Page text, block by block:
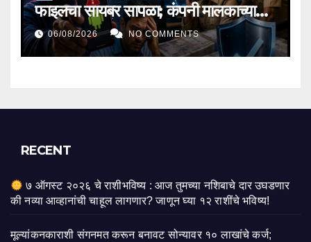
फाइलचा सायबर सापळा; कंपनी मालकाच्या
खात्यातून १ कोटींची फसवणूक, सायबर
पोलिसांच्या अवघ्या दोन तासांच्या तत्पर
कारवाईने संपूर्ण रक्कम सुरक्षित
06/08/2026 NO COMMENTS
RECENT
७ ऑगस्ट २०२६ चे राशीभविष्य : आज तुमच्या नशिबाचे दार उघडणार
की नव्या आव्हानांची चाहूल लागणार? जाणून घ्या १२ राशींचे भविष्य!
मूल्यांकनकाराशी संगनमत करून बनावट सोन्यावर १० लाखांचे कर्ज;